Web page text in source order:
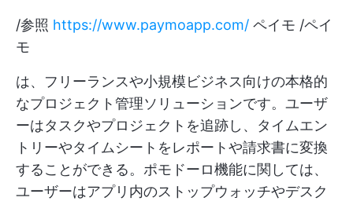
/参照 https://www.paymoapp.com/ ペイモ /ペイ
モ
は、フリーランスや小規模ビジネス向けの本格的
なプロジェクト管理ソリューションです。ユーザ
ーはタスクやプロジェクトを追跡し、タイムエン
トリーやタイムシートをレポートや請求書に変換
することができる。ポモドーロ機能に関しては、
ユーザーはアプリ内のストップウォッチやデスク